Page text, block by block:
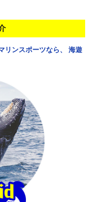
リンスポーツなら、
海遊